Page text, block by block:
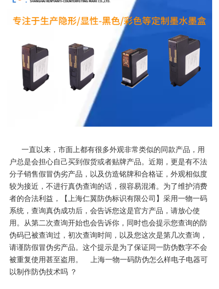
一直以来，市面上都有很多外观非常类似的同款产品，用
户总是会担心自己买到假货或者贴牌产品。近期，更是有不法
分子销售假冒伪劣产品，以及仿造铭牌和合格证，外观相似度
较为接近，不进行真伪查询的话，很容易混淆。为了维护消费
者的合法利益，【上海仁翼防伪标识有限公司】采用一物一码
系统，查询真伪成功后，会告诉您这是官方产品，请放心使
用。从第二次查询开始也会告诉你，同时也会提示您查询的防
伪码已被查询过，初次查询时间，以及您这次是第几次查询，
请谨防假冒伪劣产品。这个提示是为了保证同一防伪数字不会
被重复使用甚至盗用。 上海一物一码防伪怎么样电子电器可
以制作防伪技术吗 ？